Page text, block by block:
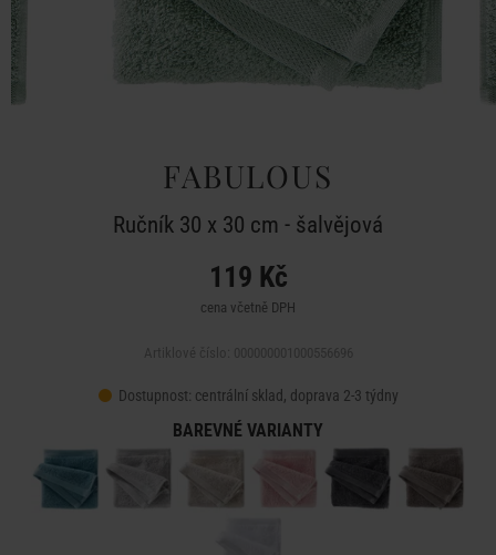
FABULOUS
Ručník 30 x 30 cm - šalvějová
119 Kč
cena včetně DPH
Dostupnost: centrální sklad, doprava 2-3 týdny
BAREVNÉ VARIANTY